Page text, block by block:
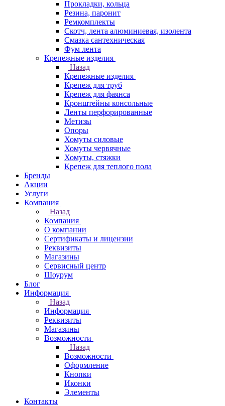
Прокладки, кольца
Резина, паронит
Ремкомплекты
Скотч, лента алюминиевая, изолента
Смазка сантехническая
Фум лента
Крепежные изделия
Назад
Крепежные изделия
Крепеж для труб
Крепеж для фаянса
Кронштейны консольные
Ленты перфорированные
Метизы
Опоры
Хомуты силовые
Хомуты червячные
Хомуты, стяжки
Крепеж для теплого пола
Бренды
Акции
Услуги
Компания
Назад
Компания
О компании
Сертификаты и лицензии
Реквизиты
Магазины
Сервисный центр
Шоурум
Блог
Информация
Назад
Информация
Реквизиты
Магазины
Возможности
Назад
Возможности
Оформление
Кнопки
Иконки
Элементы
Контакты